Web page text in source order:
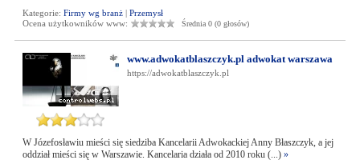
Kategorie: Firmy wg branż| Przemysł
Ocena użytkowników www:
Średnia 0 (0 głosów)
www.adwokatblaszczyk.pl adwokat warszawa
https://adwokatblaszczyk.pl
W Józefosławiu mieści się siedziba Kancelarii Adwokackiej Anny Błaszczyk, a jej
oddział mieści się w Warszawie. Kancelaria działa od 2010 roku (...) »